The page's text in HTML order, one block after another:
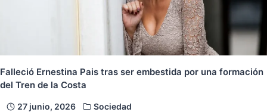
Falleció Ernestina Pais tras ser embestida por una formación
del Tren de la Costa
27 junio, 2026 Sociedad